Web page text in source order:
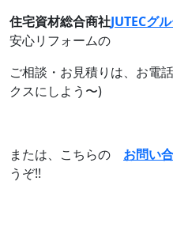
住宅資材総合商社JUTECグ
安心リフォームの
ご相談・お見積りは、お電
クスにしよう〜)
または、こちらの お問い
うぞ!!